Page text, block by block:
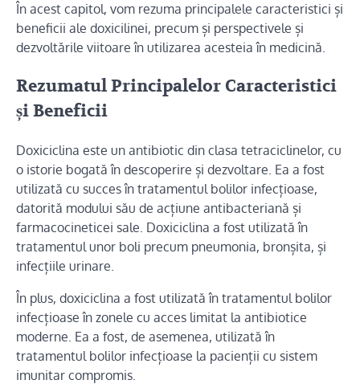
În acest capitol, vom rezuma principalele caracteristici și
beneficii ale doxicilinei, precum și perspectivele și
dezvoltările viitoare în utilizarea acesteia în medicină.
Rezumatul Principalelor Caracteristici
și Beneficii
Doxiciclina este un antibiotic din clasa tetraciclinelor, cu
o istorie bogată în descoperire și dezvoltare. Ea a fost
utilizată cu succes în tratamentul bolilor infecțioase,
datorită modului său de acțiune antibacteriană și
farmacocineticei sale. Doxiciclina a fost utilizată în
tratamentul unor boli precum pneumonia, bronșita, și
infecțiile urinare.
În plus, doxiciclina a fost utilizată în tratamentul bolilor
infecțioase în zonele cu acces limitat la antibiotice
moderne. Ea a fost, de asemenea, utilizată în
tratamentul bolilor infecțioase la pacienții cu sistem
imunitar compromis.